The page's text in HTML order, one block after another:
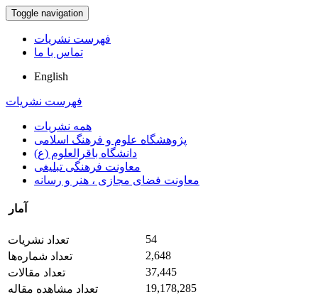
Toggle navigation
فهرست نشریات
تماس با ما
English
فهرست نشریات
همه نشریات
پژوهشگاه علوم و فرهنگ اسلامی
دانشگاه باقرالعلوم (ع)
معاونت فرهنگی تبلیغی
معاونت فضای مجازی ، هنر و رسانه
آمار
تعداد نشریات
54
تعداد شماره‌ها
2,648
تعداد مقالات
37,445
تعداد مشاهده مقاله
19,178,285